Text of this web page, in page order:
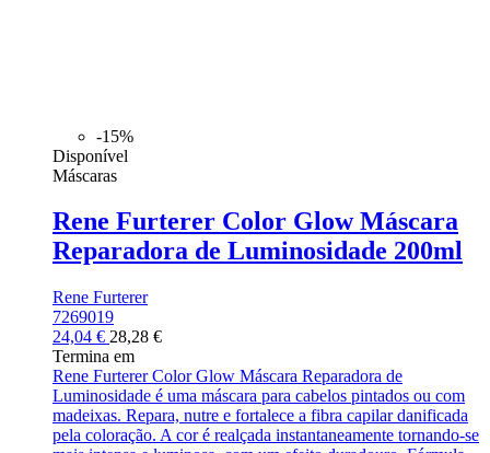
-15%
Disponível
Máscaras
Rene Furterer Color Glow Máscara
Reparadora de Luminosidade 200ml
Rene Furterer
7269019
24,04 € 28,28 €
Termina em
Rene Furterer Color Glow Máscara Reparadora de
Luminosidade é uma máscara para cabelos pintados ou com
madeixas. Repara, nutre e fortalece a fibra capilar danificada
pela coloração. A cor é realçada instantaneamente tornando-se